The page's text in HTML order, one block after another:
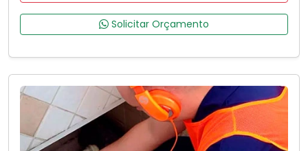
Solicitar Orçamento